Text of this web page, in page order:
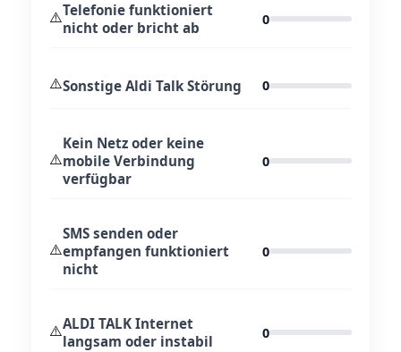
⚠️Telefonie funktioniert
nicht oder bricht ab
0
⚠️Sonstige Aldi Talk Störung 0
⚠️
Kein Netz oder keine
mobile Verbindung
verfügbar
0
⚠️
SMS senden oder
empfangen funktioniert
nicht
0
⚠️ALDI TALK Internet
langsam oder instabil
0